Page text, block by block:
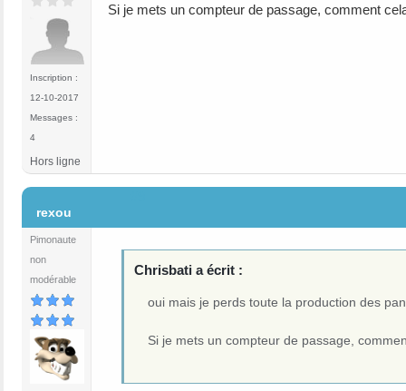
Inscription :
12-10-2017
Messages :
4
Si je mets un compteur de passage, comment
Hors ligne
rexou
Pimonaute
non
modérable
Chrisbati a écrit :
oui mais je perds toute la production des
Si je mets un compteur de passage,